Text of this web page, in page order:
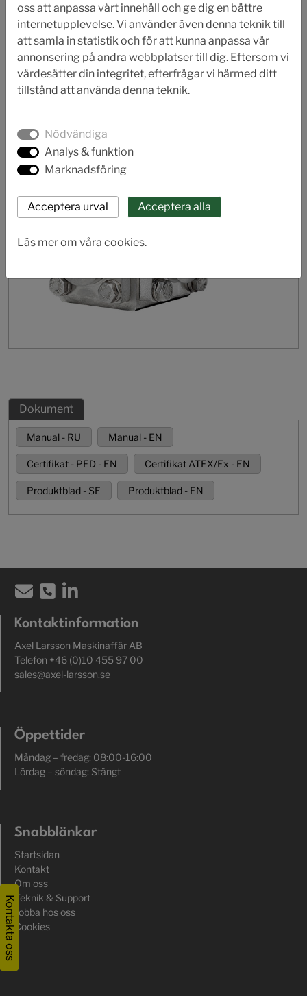
Du måste vara inloggad för att köpa denna produkt.
Foto
Dokument
Manual - RU Manual - EN
Certifikat - PED - EN Certifikat ATEX/Ex - EN
Produktblad - SE Produktblad - EN
Kontaktinformation
Axel Larsson Maskinaffär AB
Telefon +46 (0)10 455 97 00
sales@axel-larsson.se
Öppettider
Måndag – fredag: 08:00-16:00
Lördag – söndag: Stängt
Snabblänkar
Startsidan
Kontakt
Om oss
Teknik & Support
Jobba hos oss
Cookies
Kontakta oss
oss att anpassa vårt innehåll och ge dig en bättre
internetupplevelse. Vi använder även denna teknik till
att samla in statistik och för att kunna anpassa vår
annonsering på andra webbplatser till dig. Eftersom vi
värdesätter din integritet, efterfrågar vi härmed ditt
tillstånd att använda denna teknik.
Nödvändiga
Analys & funktion
Marknadsföring
Läs mer om våra cookies.